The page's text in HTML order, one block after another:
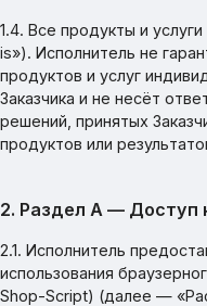
1.4. Все продукты и
is»). Исполнитель не
продуктов и услуг
Заказчика и не несёт
решений, принятых
продуктов или
2. Раздел A —
2.1. Исполнитель
использования
Shop-Script) (далее —